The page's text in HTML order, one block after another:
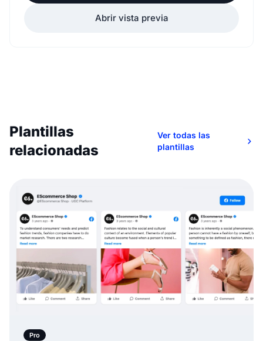
Abrir vista previa
Plantillas
relacionadas
Ver todas las
plantillas
Pro